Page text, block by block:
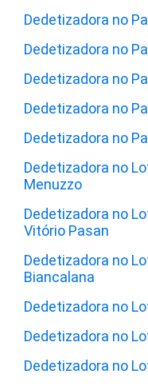
Dedetizadora no
Dedetizadora no
Dedetizadora no
Dedetizadora no
Dedetizadora no
Dedetizadora no
Menuzzo
Dedetizadora no
Vitório Pasan
Dedetizadora no
Biancalana
Dedetizadora no
Dedetizadora no
Dedetizadora no